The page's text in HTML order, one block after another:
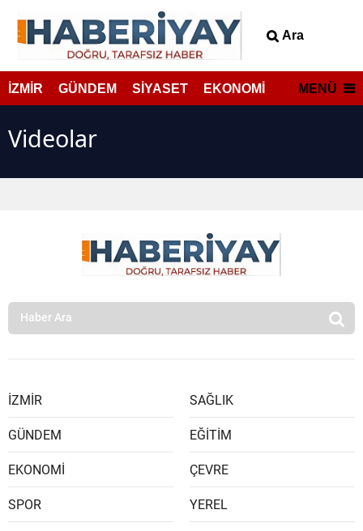
Ara
İZMİR GÜNDEM SİYASET EKONOMİ MENÜ
Videolar
İZMİR
GÜNDEM
EKONOMİ
SPOR
SAĞLIK
EĞİTİM
ÇEVRE
YEREL